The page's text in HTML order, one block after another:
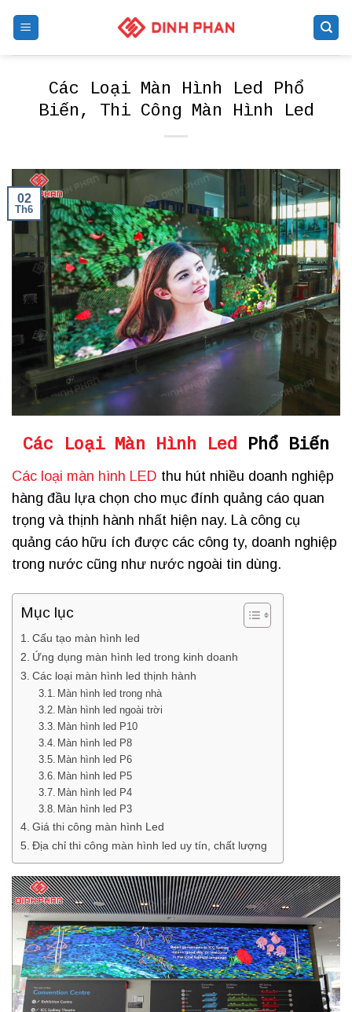
Các Loại Màn Hình Led Phổ
Biến, Thi Công Màn Hình Led
02
Th6
Các Loại Màn Hình Led Phổ Biến
Các loại màn hình LED thu hút nhiều doanh nghiệp
hàng đầu lựa chọn cho mục đính quảng cáo quan
trọng và thịnh hành nhất hiện nay. Là công cụ
quảng cáo hữu ích được các công ty, doanh nghiệp
trong nước cũng như nước ngoài tin dùng.
Mục lục
Cấu tạo màn hình led
Ứng dụng màn hình led trong kinh doanh
Các loại màn hình led thịnh hành
Màn hình led trong nhà
Màn hình led ngoài trời
Màn hình led P10
Màn hình led P8
Màn hình led P6
Màn hình led P5
Màn hình led P4
Màn hình led P3
Giá thi công màn hình Led
Địa chỉ thi công màn hình led uy tín, chất lượng